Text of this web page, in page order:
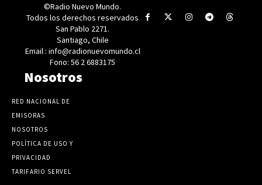
©Radio Nuevo Mundo.
Todos los derechos reservados
San Pablo 2271.
Santiago, Chile
Email : info@radionuevomundo.cl
Fono: 56 2 6883175
Nosotros
RED NACIONAL DE
EMISORAS
NOSOTROS
POLÍTICA DE USO Y
PRIVACIDAD
TARIFARIO SERVEL